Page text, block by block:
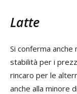
Latte
Si conferma
stabilità per i
rincaro per le
anche alla minore